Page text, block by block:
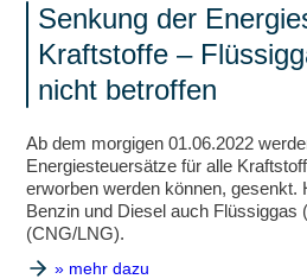
Senkung der
Kraftstoffe –
nicht betroffen
Ab dem morgigen 01.06.2022
Energiesteuersätze für alle
erworben werden können, gesenkt.
Benzin und Diesel auch Flüssiggas
(CNG/LNG).
» mehr dazu